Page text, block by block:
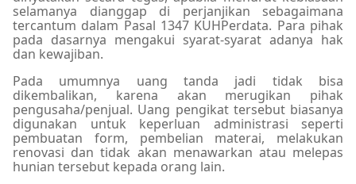
selamanya dianggap di perjanjikan sebagaimana
tercantum dalam Pasal 1347 KUHPerdata. Para pihak
pada dasarnya mengakui syarat-syarat adanya hak
dan kewajiban.
Pada umumnya uang tanda jadi tidak bisa
dikembalikan, karena akan merugikan pihak
pengusaha/penjual. Uang pengikat tersebut biasanya
digunakan untuk keperluan administrasi seperti
pembuatan form, pembelian materai, melakukan
renovasi dan tidak akan menawarkan atau melepas
hunian tersebut kepada orang lain.